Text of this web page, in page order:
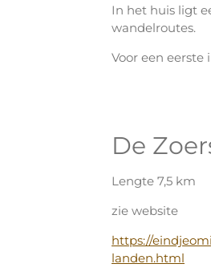
In het huis ligt
wandelroutes.
Voor een
De
Lengte 7,5 km
zie website
https://
landen.html